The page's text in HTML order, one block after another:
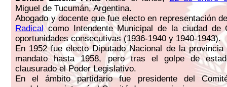
Miguel de Tucumán, Argentina.
Abogado y docente que fue electo en representación
Radicalcomo Intendente Municipal de la ciudad de
oportunidades consecutivas (1936-1940 y 1940-1943).
En 1952 fue electo Diputado Nacional de la provincia
mandato hasta 1958, pero tras el golpe de
clausurado el Poder Legislativo.
En el ámbito partidario fue presidente del